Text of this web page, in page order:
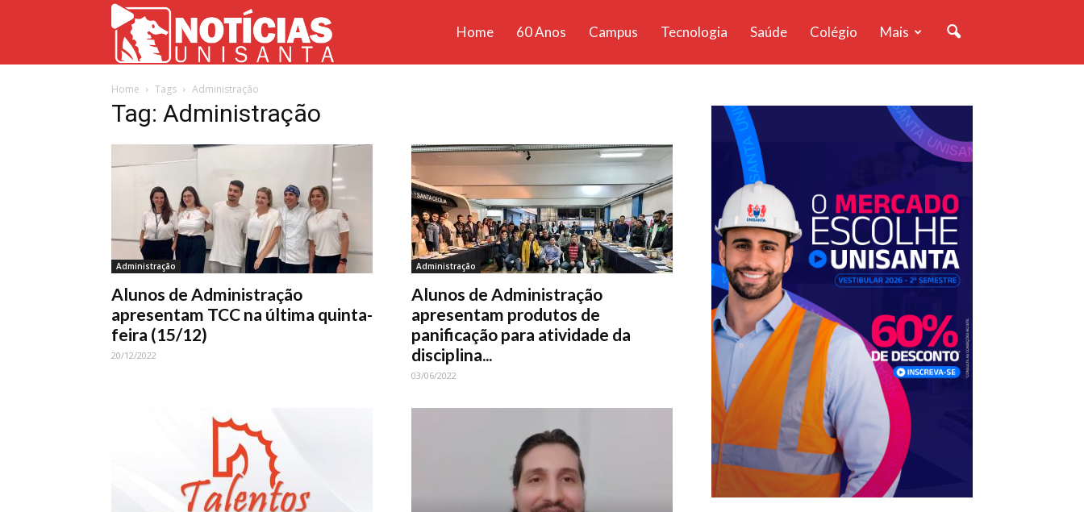
Home 60 Anos Campus Tecnologia Saúde Colégio Mais
Home Tags Administração
Tag: Administração
Administração
Alunos de Administração
apresentam TCC na última quinta-
feira (15/12)
20/12/2022
Administração
Alunos de Administração
apresentam produtos de
panificação para atividade da
disciplina...
03/06/2022